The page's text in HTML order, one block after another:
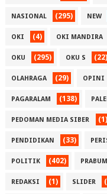
NASIONAL (295) NEW
OKI (4) OKI MANDIRA
OKU (295) OKU S (22)
OLAHRAGA (29) OPINI
PAGARALAM (138)
PEDOMAN MEDIA SIBER (1)
PENDIDIKAN (33)
POLITIK (402)
REDAKSI (1) SLIDER